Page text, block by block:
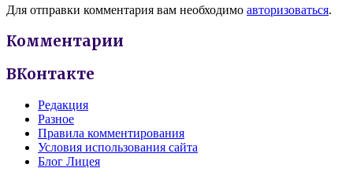
Для отправки комментария вам необходимо авторизоваться.
Комментарии
ВКонтакте
Редакция
Разное
Правила комментирования
Условия использования сайта
Блог Лицея